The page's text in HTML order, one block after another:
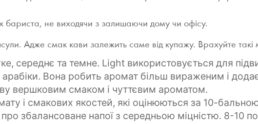
бариста, не виходячи з залишаючи дому чи офісу.
Адже смак кави залежить саме від купажу. Врахуйте такі
середнє та темне. Light використовується для
Вона робить аромат більш вираженим і
вершковим смаком і чуттєвим ароматом.
і смакових якостей, які оцінюються за 10-
збалансоване напої з середньою міцністю. 8-10